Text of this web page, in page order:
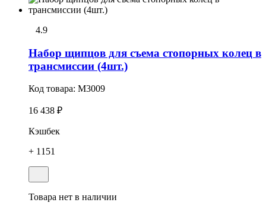
4.9
Набоp щипцов для съема стопоpных колец в
трансмиссии (4шт.)
Код товара: M3009
16 438 ₽
Кэшбек
+ 1151
Товара нет в наличии